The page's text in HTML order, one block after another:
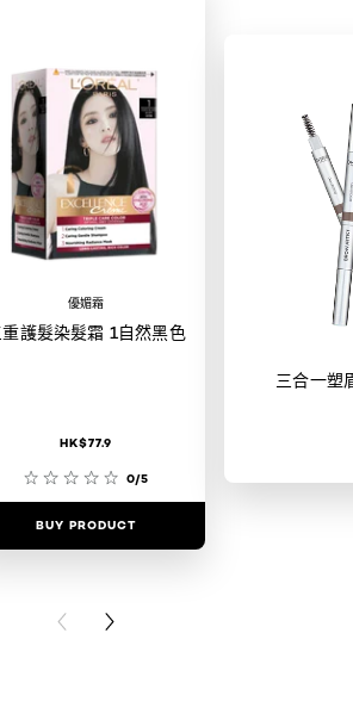
優媚霜
重護髮染髮霜 1自然黑色
HK$77.9
0/5
BUY PRODUCT
三合一塑
PREVIOUS CARD
NEXT CARD